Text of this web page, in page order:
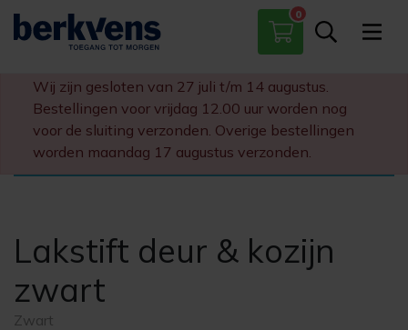
0
Paumelles
Scharnieren
Sloten
Diversen
Wij zijn gesloten van 27 juli t/m 14 augustus.
Bestellingen voor vrijdag 12.00 uur worden nog
voor de sluiting verzonden. Overige bestellingen
worden maandag 17 augustus verzonden.
Lakstift deur & kozijn
zwart
Zwart